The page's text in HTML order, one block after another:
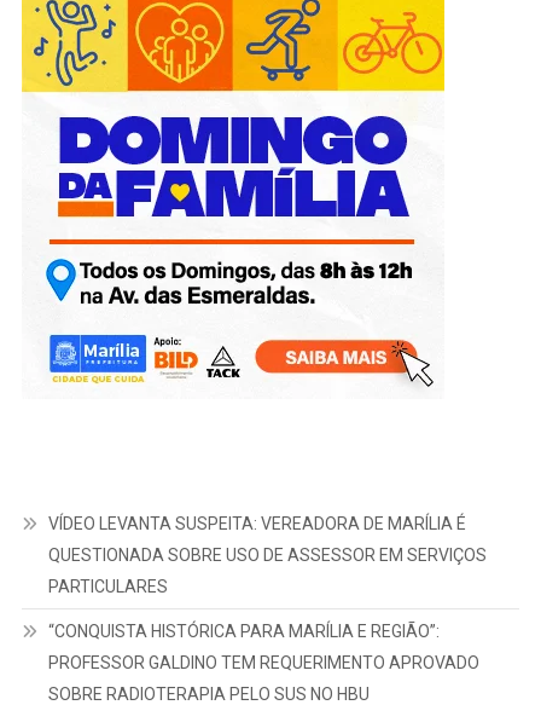
VÍDEO LEVANTA SUSPEITA: VEREADORA DE MARÍLIA É
QUESTIONADA SOBRE USO DE ASSESSOR EM SERVIÇOS
PARTICULARES
“CONQUISTA HISTÓRICA PARA MARÍLIA E REGIÃO”:
PROFESSOR GALDINO TEM REQUERIMENTO APROVADO
SOBRE RADIOTERAPIA PELO SUS NO HBU